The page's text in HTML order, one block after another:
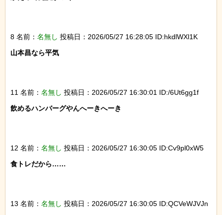
8 名前： 名無し 投稿日：2026/05/27 16:28:05 ID:hkdlWXl1K
山本昌なら平気
11 名前： 名無し 投稿日：2026/05/27 16:30:01 ID:/6Ut6gg1f
飲めるハンバーグやんへーきへーき
12 名前： 名無し 投稿日：2026/05/27 16:30:05 ID:Cv9pl0xW5
食トレだから……
13 名前： 名無し 投稿日：2026/05/27 16:30:05 ID:QCVeWJVJn